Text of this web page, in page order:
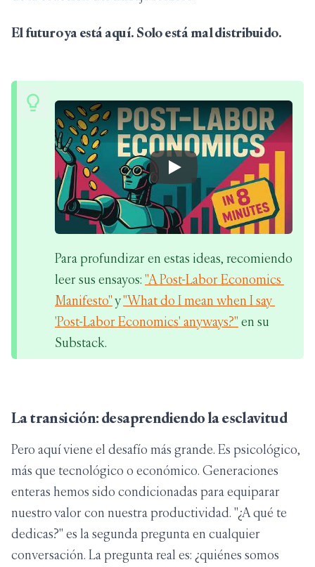
El futuro ya está aquí. Solo está mal distribuido.
Play Video
Para profundizar en estas ideas, recomiendo
leer sus ensayos: "A Post-Labor Economics
Manifesto" y"What do I mean when I say
'Post-Labor Economics' anyways?" en su
Substack.
La transición: desaprendiendo la esclavitud
Pero aquí viene el desafío más grande. Es psicológico,
más que tecnológico o económico. Generaciones
enteras hemos sido condicionadas para equiparar
nuestro valor con nuestra productividad. "¿A qué te
dedicas?" es la segunda pregunta en cualquier
conversación. La pregunta real es: ¿quiénes somos